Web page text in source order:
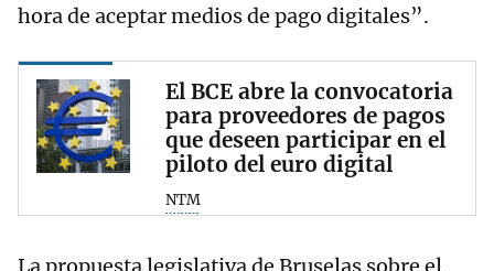
hora de aceptar medios de pago digitales”.
El BCE abre la convocatoria
para proveedores de pagos
que deseen participar en el
piloto del euro digital
NTM
La propuesta legislativa de Bruselas sobre el